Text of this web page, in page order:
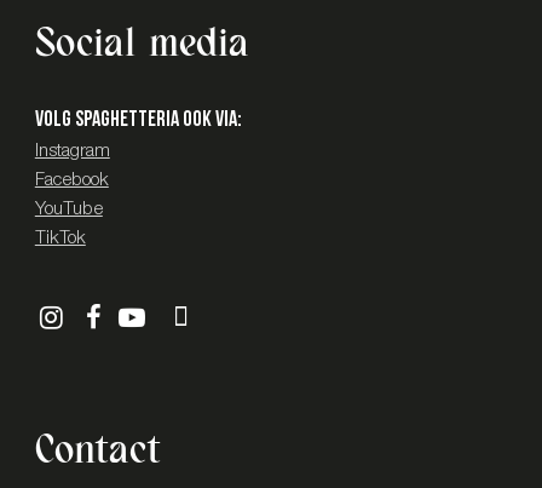
Social media
Volg SPAGHETTERIA ook via:
Instagram
Facebook
YouTube
TikTok
Contact